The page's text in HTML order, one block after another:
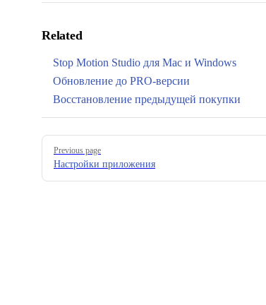
Related
Stop Motion Studio для Mac и Windows
Обновление до PRO-версии
Восстановление предыдущей покупки
Pager
Previous page
Настройки приложения